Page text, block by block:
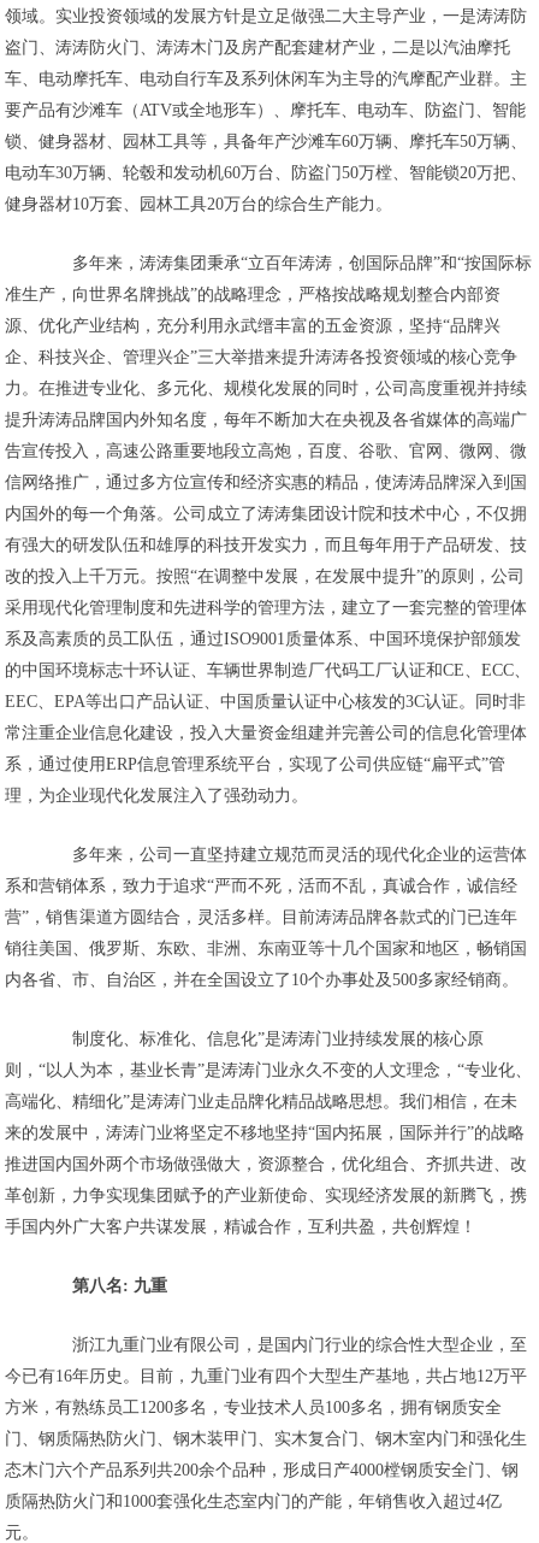
领域。实业投资领域的发展方针是立足做强二大主导产业，一是涛涛防
盗门、涛涛防火门、涛涛木门及房产配套建材产业，二是以汽油摩托
车、电动摩托车、电动自行车及系列休闲车为主导的汽摩配产业群。主
要产品有沙滩车（ATV或全地形车）、摩托车、电动车、防盗门、智能
锁、健身器材、园林工具等，具备年产沙滩车60万辆、摩托车50万辆、
电动车30万辆、轮毂和发动机60万台、防盗门50万樘、智能锁20万把、
健身器材10万套、园林工具20万台的综合生产能力。
多年来，涛涛集团秉承“立百年涛涛，创国际品牌”和“按国际标
准生产，向世界名牌挑战”的战略理念，严格按战略规划整合内部资
源、优化产业结构，充分利用永武缙丰富的五金资源，坚持“品牌兴
企、科技兴企、管理兴企”三大举措来提升涛涛各投资领域的核心竞争
力。在推进专业化、多元化、规模化发展的同时，公司高度重视并持续
提升涛涛品牌国内外知名度，每年不断加大在央视及各省媒体的高端广
告宣传投入，高速公路重要地段立高炮，百度、谷歌、官网、微网、微
信网络推广，通过多方位宣传和经济实惠的精品，使涛涛品牌深入到国
内国外的每一个角落。公司成立了涛涛集团设计院和技术中心，不仅拥
有强大的研发队伍和雄厚的科技开发实力，而且每年用于产品研发、技
改的投入上千万元。按照“在调整中发展，在发展中提升”的原则，公司
采用现代化管理制度和先进科学的管理方法，建立了一套完整的管理体
系及高素质的员工队伍，通过ISO9001质量体系、中国环境保护部颁发
的中国环境标志十环认证、车辆世界制造厂代码工厂认证和CE、ECC、
EEC、EPA等出口产品认证、中国质量认证中心核发的3C认证。同时非
常注重企业信息化建设，投入大量资金组建并完善公司的信息化管理体
系，通过使用ERP信息管理系统平台，实现了公司供应链“扁平式”管
理，为企业现代化发展注入了强劲动力。
多年来，公司一直坚持建立规范而灵活的现代化企业的运营体
系和营销体系，致力于追求“严而不死，活而不乱，真诚合作，诚信经
营”，销售渠道方圆结合，灵活多样。目前涛涛品牌各款式的门已连年
销往美国、俄罗斯、东欧、非洲、东南亚等十几个国家和地区，畅销国
内各省、市、自治区，并在全国设立了10个办事处及500多家经销商。
制度化、标准化、信息化”是涛涛门业持续发展的核心原
则，“以人为本，基业长青”是涛涛门业永久不变的人文理念，“专业化、
高端化、精细化”是涛涛门业走品牌化精品战略思想。我们相信，在未
来的发展中，涛涛门业将坚定不移地坚持“国内拓展，国际并行”的战略
推进国内国外两个市场做强做大，资源整合，优化组合、齐抓共进、改
革创新，力争实现集团赋予的产业新使命、实现经济发展的新腾飞，携
手国内外广大客户共谋发展，精诚合作，互利共盈，共创辉煌！
第八名: 九重
浙江九重门业有限公司，是国内门行业的综合性大型企业，至
今已有16年历史。目前，九重门业有四个大型生产基地，共占地12万平
方米，有熟练员工1200多名，专业技术人员100多名，拥有钢质安全
门、钢质隔热防火门、钢木装甲门、实木复合门、钢木室内门和强化生
态木门六个产品系列共200余个品种，形成日产4000樘钢质安全门、钢
质隔热防火门和1000套强化生态室内门的产能，年销售收入超过4亿
元。